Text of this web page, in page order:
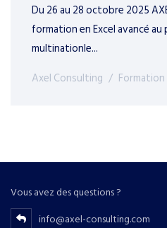
Du 26 au 28 octobre 2025
formation en Excel avancé
multinationle...
Axel Consulting
Formation
Vous avez des questions ?
info@axel-consulting.com